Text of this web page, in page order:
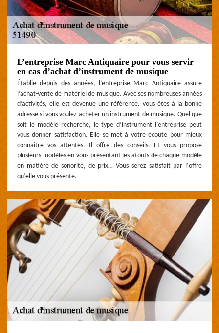
L’entreprise Marc Antiquaire pour vous servir
en cas d’achat d’instrument de musique
Établie depuis des années, l’entreprise Marc Antiquaire assure
l’achat-vente de matériel de musique. Avec ses nombreuses années
d’activités, elle est devenue une référence. Vous êtes à la bonne
adresse si vous voulez acheter un instrument de musique. Quel que
soit le modèle recherche, le type d’instrument l’entreprise peut
vous donner satisfaction. Elle se met à votre écoute pour mieux
connaitre vos attentes. Il offre des conseils. Et vous propose
plusieurs modèles en vous présentant les atouts de chaque modèle
en matière de sonorité, de prix… Vous serez satisfait par l‘offre
qu’elle vous présente.